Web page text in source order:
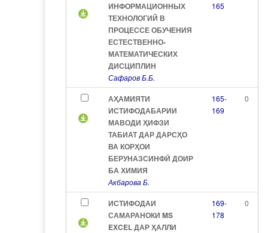
ИНФОРМАЦИОННЫХ
ТЕХНОЛОГИЙ В
ПРОЦЕССЕ ОБУЧЕНИЯ
ЕСТЕСТВЕННО-
МАТЕМАТИЧЕСКИХ
ДИСЦИПЛИН
Сафаров Б.Б.
165
АҲАМИЯТИ
ИСТИФОДАБАРИИ
МАВОДИ ҲИФЗИ
ТАБИАТ ДАР ДАРСҲО
ВА КОРҲОИ
БЕРУНАЗСИНФӢ ДОИР
БА ХИМИЯ
Акбарова Б.
165-
169
0
ИСТИФОДАИ
САМАРАНОКИ MS
EXCEL ДАР ҲАЛЛИ
169-
178
0